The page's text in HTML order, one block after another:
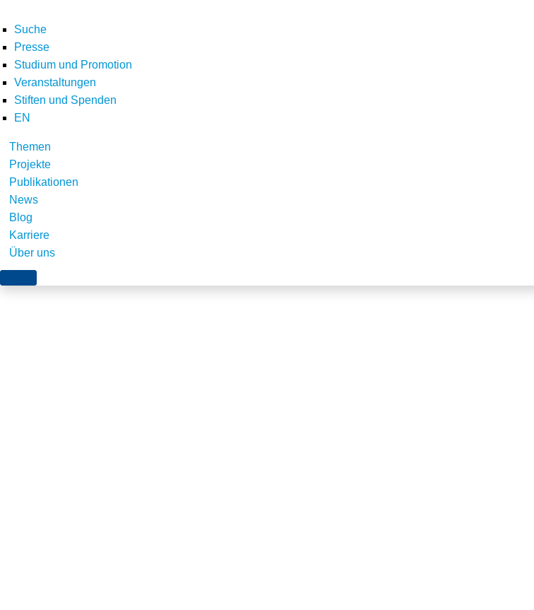
Suche
Presse
Studium und Promotion
Veranstaltungen
Stiften und Spenden
EN
Themen
Projekte
Publikationen
News
Blog
Karriere
Über uns
Home E-Letter Newsletter März 2017
Teilen